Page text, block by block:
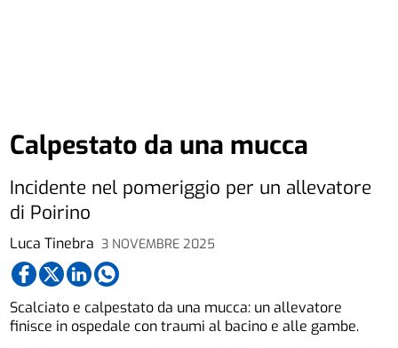
Luca Tinebra 3 NOVEMBRE 2025
Calpestato da una mucca
Incidente nel pomeriggio per un allevatore
di Poirino
Scalciato e calpestato da una mucca: un allevatore
finisce in ospedale con traumi al bacino e alle gambe.